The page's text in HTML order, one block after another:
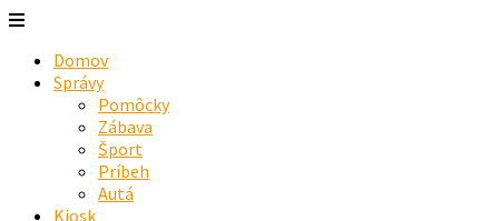
Domov
Správy
Pomôcky
Zábava
Šport
Príbeh
Autá
Kiosk